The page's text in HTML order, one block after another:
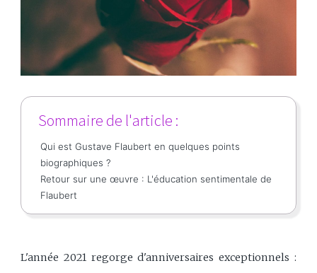
Sommaire de l'article :
Qui est Gustave Flaubert en quelques points
biographiques ?
Retour sur une œuvre : L'éducation sentimentale de
Flaubert
L'année 2021 regorge d'anniversaires exceptionnels :